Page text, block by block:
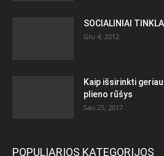
SOCIALINIAI
Gru 4, 2012
Kaip išsirinkti
plieno rūšys
Sau 25, 2017
POPULIARIOS KATEGORIJOS